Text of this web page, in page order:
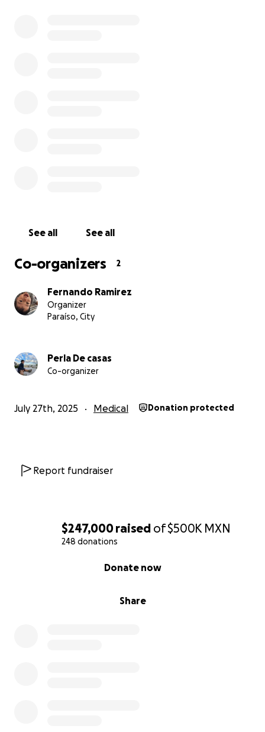
$247,000 raised of$500K MXN
248 donations
Share
Donate now
See all See all
Co-organizers 2
Fernando Ramirez
Organizer
Paraíso, City
Perla De casas
Co-organizer
July 27th, 2025 Medical Donation protected
Report fundraiser